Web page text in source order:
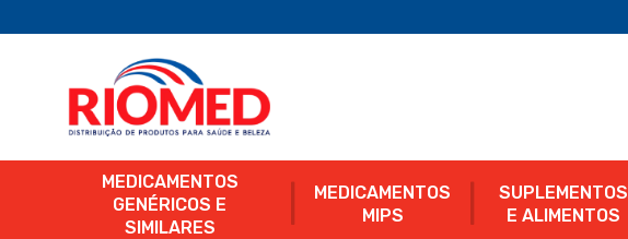
MEDICAMENTOS
GENÉRICOS E
SIMILARES
MEDICAMENTOS
MIPS
SUPLEMENTOS
E ALIMENTOS